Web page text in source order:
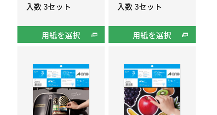
入数 3セット
用紙を選択
入数 3セット
用紙を選択